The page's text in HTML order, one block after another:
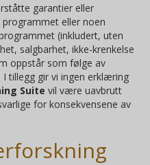
garantier eller
eller noen
(inkludert, uten
salgbarhet, ikke-krenkelse
oppstår som følge av
I tillegg gir vi ingen erklæring
Suite vil være uavbrutt
for konsekvensene av